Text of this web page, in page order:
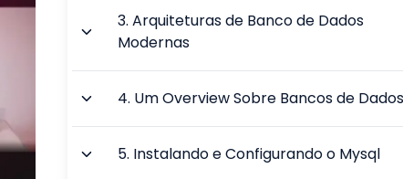
3.Arquiteturas de Banco de Dados
Modernas
4. Um Overview Sobre Bancos de Dados
5. Instalando e Configurando o Mysql